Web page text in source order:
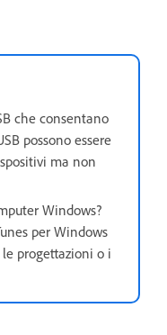
che consentano
possono essere
ma non
Windows?
per Windows
progettazioni o i